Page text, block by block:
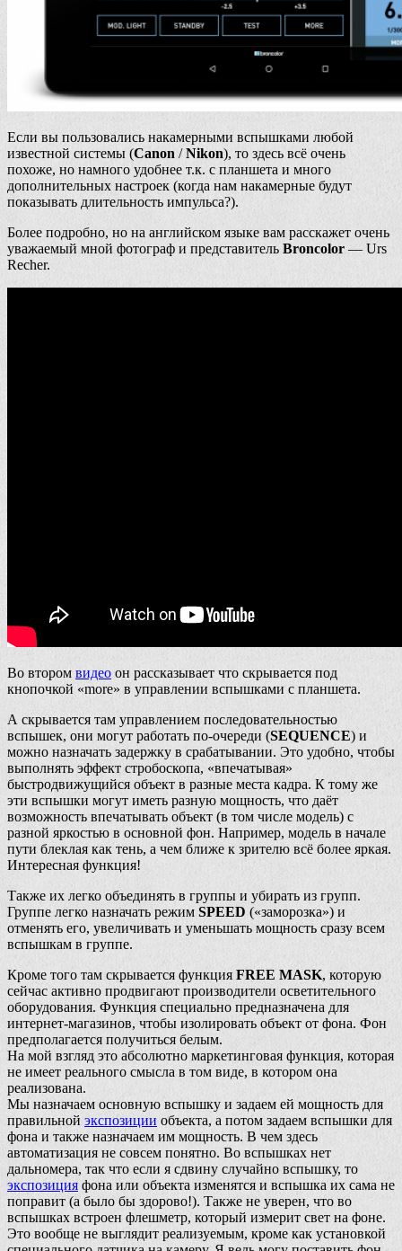
Если вы пользовались накамерными вспышками любой
известной системы (Canon /Nikon), то здесь всё очень
похоже, но намного удобнее т.к. с планшета и много
дополнительных настроек (когда нам накамерные будут
показывать длительность импульса?).
Более подробно, но на английском языке вам расскажет очень
уважаемый мной фотограф и представитель Broncolor— Urs
Recher.
Во втором видео он рассказывает что скрывается под
кнопочкой «more» в управлении вспышками с планшета.
А скрывается там управлением последовательностью
вспышек, они могут работать по-очереди (SEQUENCE) и
можно назначать задержку в срабатывании. Это удобно, чтобы
выполнять эффект стробоскопа, «впечатывая»
быстродвижущийся объект в разные места кадра. К тому же
эти вспышки могут иметь разную мощность, что даёт
возможность впечатывать объект (в том числе модель) с
разной яркостью в основной фон. Например, модель в начале
пути блеклая как тень, а чем ближе к зрителю всё более яркая.
Интересная функция!
Также их легко объединять в группы и убирать из групп.
Группе легко назначать режим SPEED («заморозка») и
отменять его, увеличивать и уменьшать мощность сразу всем
вспышкам в группе.
Кроме того там скрывается функция FREE MASK, которую
сейчас активно продвигают производители осветительного
оборудования. Функция специально предназначена для
интернет-магазинов, чтобы изолировать объект от фона. Фон
предполагается получиться белым.
На мой взгляд это абсолютно маркетинговая функция, которая
не имеет реального смысла в том виде, в котором она
реализована.
Мы назначаем основную вспышку и задаем ей мощность для
правильной экспозиции объекта, а потом задаем вспышки для
фона и также назначаем им мощность. В чем здесь
автоматизация не совсем понятно. Во вспышках нет
дальномера, так что если я сдвину случайно вспышку, то
экспозиция фона или объекта изменятся и вспышка их сама не
поправит (а было бы здорово!). Также не уверен, что во
вспышках встроен флешметр, который измерит свет на фоне.
Это вообще не выглядит реализуемым, кроме как установкой